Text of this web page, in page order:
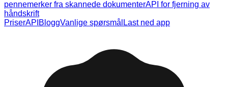
pennemerker fra skannede dokumenterAPI for fjerning av
håndskrift
PriserAPI BloggVanlige spørsmål Last ned app